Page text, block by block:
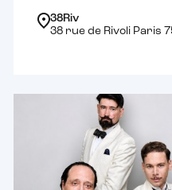
38Riv
38 rue de Rivoli Paris